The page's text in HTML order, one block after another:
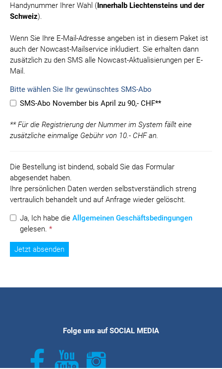
Handynummer Ihrer Wahl (Innerhalb Liechtensteins und der
Schweiz).
Wenn Sie Ihre E-Mail-Adresse angeben ist in diesem Paket ist
auch der Nowcast-Mailservice inkludiert. Sie erhalten dann
zusätzlich zu den SMS alle Nowcast-Aktualisierungen per E-
Mail.
Bitte wählen Sie Ihr gewünschtes SMS-Abo
SMS-Abo November bis April zu 90,- CHF**
** Für die Registrierung der Nummer im System fällt eine
zusätzliche einmalige Gebühr von 10.- CHF an.
Die Bestellung ist bindend, sobald Sie das Formular
abgesendet haben.
Ihre persönlichen Daten werden selbstverständlich streng
vertraulich behandelt und auf Anfrage wieder gelöscht.
Ja, Ich habe die Allgemeinen Geschäftsbedingungen
gelesen. *
Folge uns auf SOCIAL MEDIA